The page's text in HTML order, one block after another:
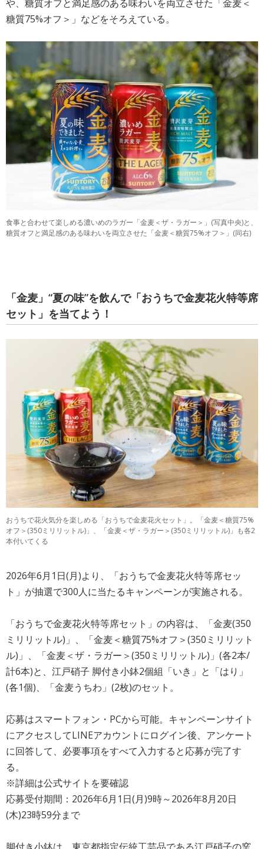
や、糖質オフと満足感のある味わいを両立させた「金麦＜
糖質75%オフ＞」などをそろえている。
食事と合わせて楽しめる濃いめのラガー「金麦＜ザ・ラガー＞」(写真中央)と、
糖質オフと満足感のある味わいを両立させた「金麦＜糖質75%オフ＞」(同右)
「金麦」“夏の味”を飲んで「おうちで金麦花火特等席
セット」を当てよう！
おうちで花火気分を楽しめる「おうちで金麦花火セット」。「金麦＜糖質75%
オフ＞(350ミリリットル)」、「金麦＜ザ・ラガー＞(350ミリリットル)」も各2
本付いてくる
2026年6月1日(月)より、「おうちで金麦花火特等席セッ
ト」が抽選で300人に当たるキャンペーンが実施される。
「おうちで金麦花火特等席セット」の内容は、「金麦(350
ミリリットル)」、「金麦＜糖質75%オフ＞(350ミリリット
ル)」、「金麦＜ザ・ラガー＞(350ミリリットル)」(各2本/
計6本)と、江戸硝子 脚付き小鉢2個組「いき」と「はり」
(各1個)、「金麦うちわ」(2枚)のセット。
応募はスマートフォン・PCから可能。キャンペーンサイト
にアクセスしてLINEアカウントにログイン後、アンケート
に回答して、必要事項をすべて入力すると応募が完了す
る。
※詳細は公式サイトを要確認
応募受付期間：2026年6月1日(月)9時～2026年8月20日
(木)23時59分まで